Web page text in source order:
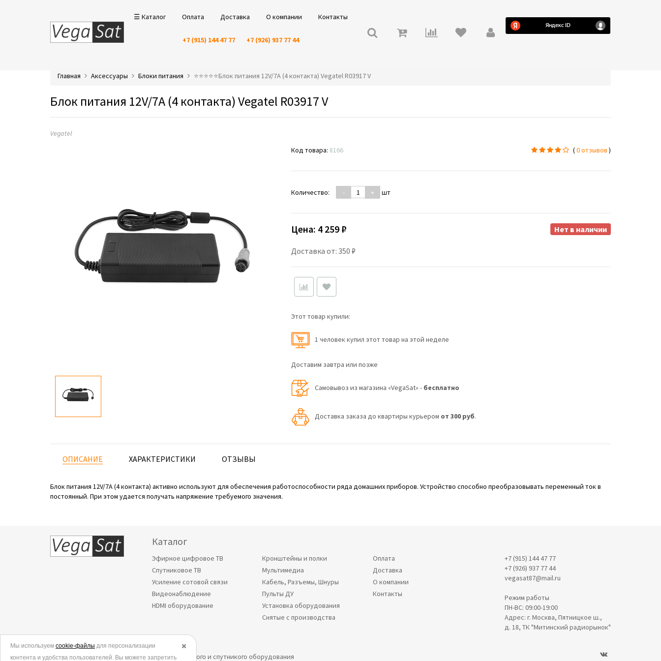
☰ Каталог Оплата Доставка О компании Контакты
+7 (915) 144 47 77 +7 (926) 937 77 44
Главная Аксессуары Блоки питания ⭐️⭐️⭐️⭐️⭐️Блок питания 12V/7A (4 контакта) Vegatel R03917 V
Блок питания 12V/7A (4 контакта) Vegatel R03917 V
Vegatel
Код товара: 8166 (0 отзывов )
Количество: - + шт
Цена: 4 259 ₽
Доставка от: 350 ₽
Нет в наличии
Этот товар купили:
1 человек купил этот товар на этой неделе
Доставим завтра или позже
Самовывоз из магазина «VegaSat» - бесплатно
Доставка заказа до квартиры курьером от 300 руб.
ОПИСАНИЕ ХАРАКТЕРИСТИКИ ОТЗЫВЫ
Блок питания 12V/7A (4 контакта) активно используют для обеспечения работоспособности ряда домашних приборов. Устройство способно преобразовывать переменный ток в
постоянный. При этом удается получать напряжение требуемого значения.
Каталог
Эфирное цифровое ТВ
Спутниковое ТВ
Усиление сотовой связи
Видеонаблюдение
HDMI оборудование
Кронштейны и полки
Мультимедиа
Кабель, Разъемы, Шнуры
Пульты ДУ
Установка оборудования
Снятые с производства
Оплата
Доставка
О компании
Контакты
+7 (915) 144 47 77
+7 (926) 937 77 44
vegasat87@mail.ru
Режим работы
ПН-ВС: 09:00-19:00
Адрес: г. Москва, Пятницкое ш.,
д. 18, ТК "Митинский радиорынок"
© 2006-2026.
Все права защищены. Интернет-магазин эфирного и спутникого оборудования
✖️
Мы используем cookie-файлы для персонализации
контента и удобства пользователей. Вы можете запретить